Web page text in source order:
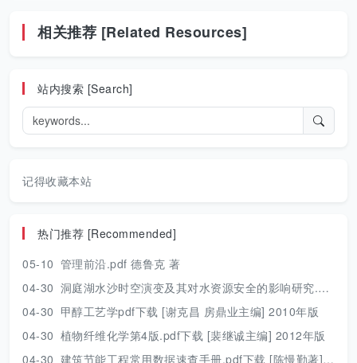
相关推荐 [Related Resources]
站内搜索 [Search]
记得收藏本站
热门推荐 [Recommended]
05-10 管理前沿.pdf 德鲁克 著
04-30 洞庭湖水沙时空演变及其对水资源安全的影响研究.pdf 胡光伟 著 2017年版
04-30 甲醇工艺学pdf下载 [谢克昌 房鼎业主编] 2010年版
04-30 植物纤维化学第4版.pdf下载 [裴继诚主编] 2012年版
04-30 建筑节能工程常用数据速查手册.pdf下载 [陈慢勤著] 2010年版